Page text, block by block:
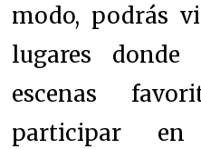
modo, podrás
lugares
escenas
participar